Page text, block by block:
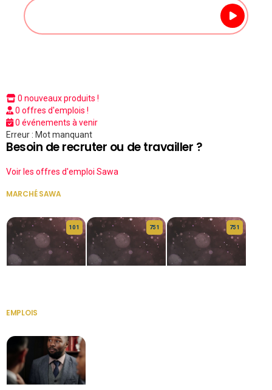
0 nouveaux produits !
0 offres d'emplois !
0 événements à venir
Erreur : Mot manquant
Besoin de recruter ou de travailler ?
Voir les offres d'emploi Sawa
MARCHÉ SAWA
10 1 75 1 75 1
EMPLOIS